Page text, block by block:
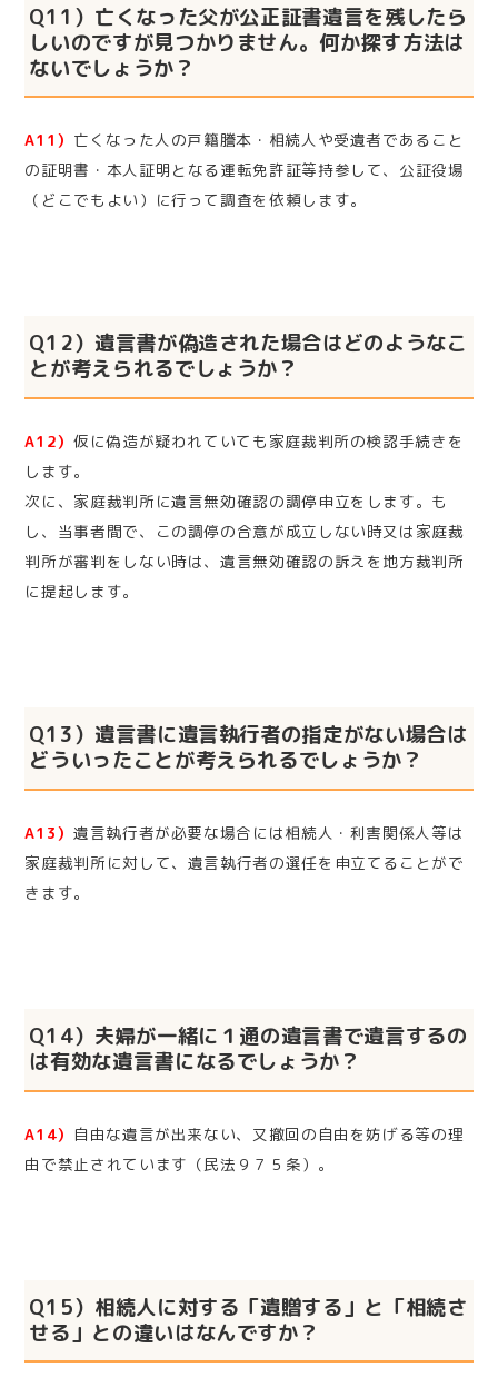
Q11）亡くなった父が公正証書遺言を残したら
しいのですが見つかりません。何か探す方法は
ないでしょうか？
A11） 亡くなった人の戸籍謄本・相続人や受遺者であること
の証明書・本人証明となる運転免許証等持参して、公証役場
（どこでもよい）に行って調査を依頼します。
Q12）遺言書が偽造された場合はどのようなこ
とが考えられるでしょうか？
A12） 仮に偽造が疑われていても家庭裁判所の検認手続きを
します。
次に、家庭裁判所に遺言無効確認の調停申立をします。も
し、当事者間で、この調停の合意が成立しない時又は家庭裁
判所が審判をしない時は、遺言無効確認の訴えを地方裁判所
に提起します。
Q13）遺言書に遺言執行者の指定がない場合は
どういったことが考えられるでしょうか？
A13） 遺言執行者が必要な場合には相続人・利害関係人等は
家庭裁判所に対して、遺言執行者の選任を申立てることがで
きます。
Q14）夫婦が一緒に１通の遺言書で遺言するの
は有効な遺言書になるでしょうか？
A14） 自由な遺言が出来ない、又撤回の自由を妨げる等の理
由で禁止されています（民法９７５条）。
Q15）相続人に対する「遺贈する」と「相続さ
せる」との違いはなんですか？